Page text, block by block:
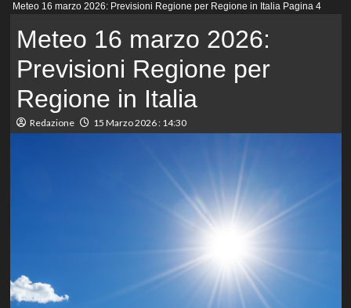
Meteo 16 marzo 2026: Previsioni Regione per Regione in Italia Pagina 4
Meteo 16 marzo 2026:
Previsioni Regione per
Regione in Italia
Redazione 15 Marzo 2026 : 14:30